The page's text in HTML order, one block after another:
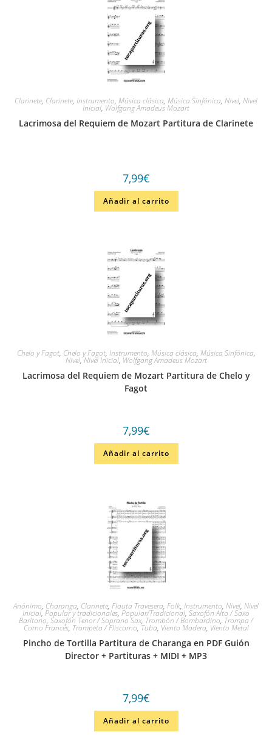
Clarinete, Clarinete, Instrumento, Música clásica, Música Sinfónica, Nivel, Nivel
Inicial, Wolfgang Amadeus Mozart
Lacrimosa del Requiem de Mozart Partitura de Clarinete
7,99€
Añadir al carrito
Chelo y Fagot, Chelo y Fagot, Instrumento, Música clásica, Música Sinfónica,
Nivel,Nivel Inicial, Wolfgang Amadeus Mozart
Lacrimosa del Requiem de Mozart Partitura de Chelo y
Fagot
7,99€
Añadir al carrito
Anónimo, Charanga, Clarinete, Flauta Travesera, Folk, Instrumento, Nivel, Nivel
Inicial, Popular y tradicionales, Popular/Tradicional, Saxofón Alto / Saxo
Barítono, Saxofón Tenor / Soprano Sax, Trombón / Bombardino, Trompa /
Corno Francés, Trompeta / Fliscorno, Tuba, Viento Madera, Viento Metal
Pincho de Tortilla Partitura de Charanga en PDF Guión
Director + Partituras + MIDI + MP3
7,99€
Añadir al carrito